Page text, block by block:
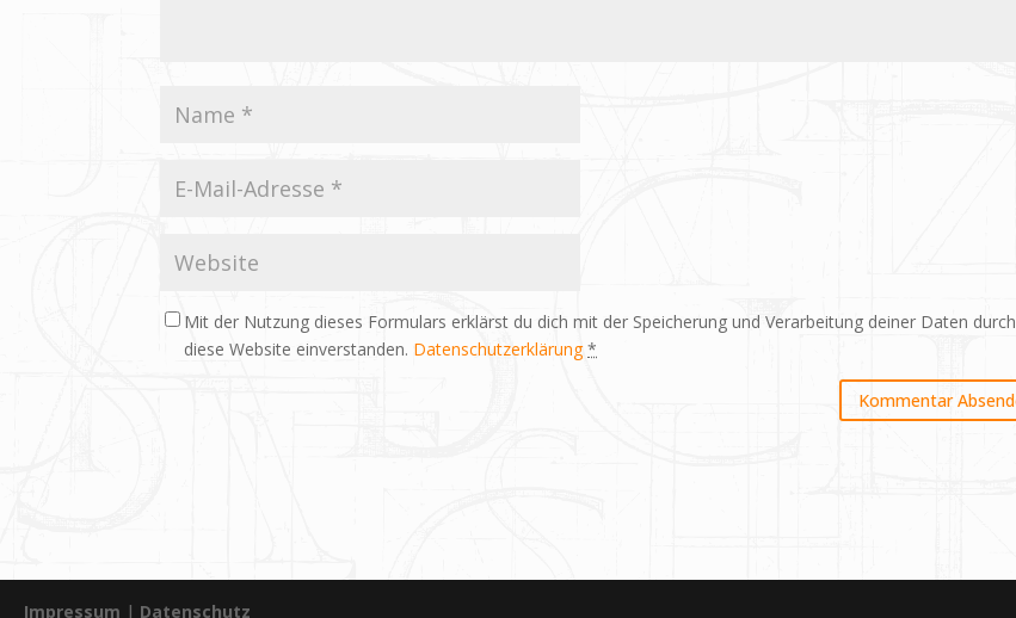
Mit der Nutzung dieses Formulars erklärst du dich mit der Speicherung und Verarbeitung deiner Daten durch
diese Website einverstanden. Datenschutzerklärung *
Impressum | Datenschutz